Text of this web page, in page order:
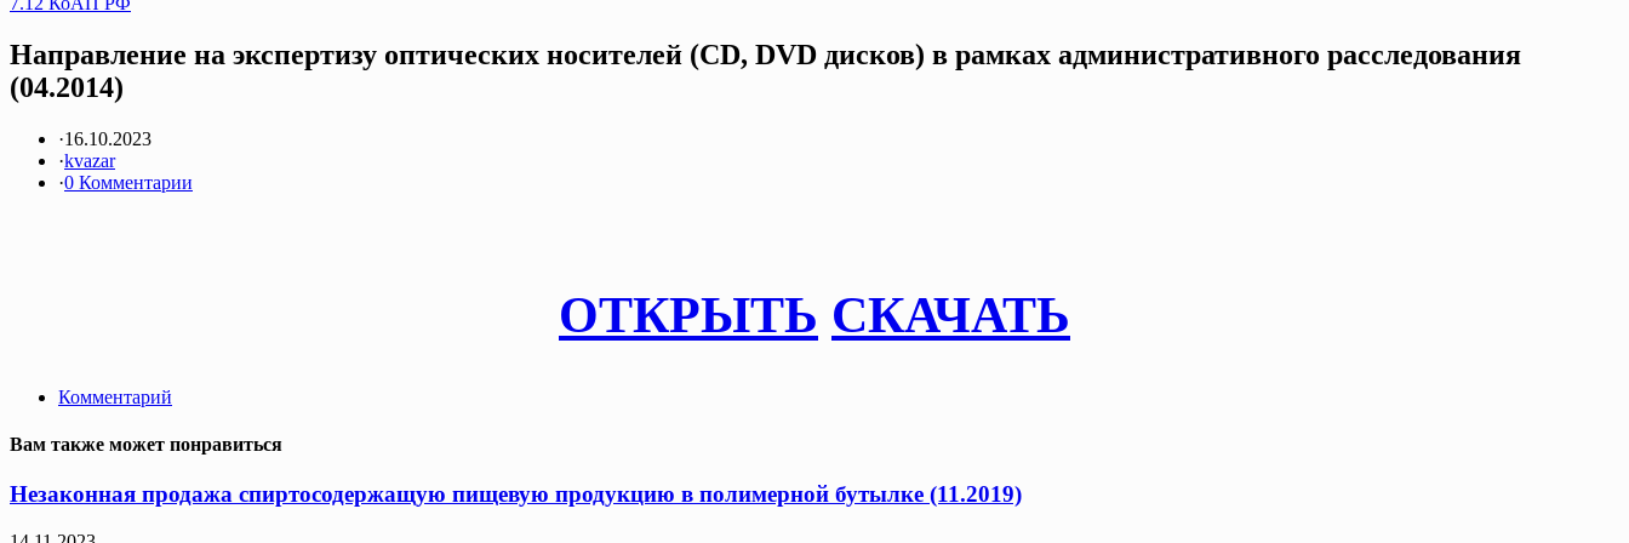
Направление на экспертизу оптических носителей (CD, DVD дисков) в рамках административного расследования
(04.2014)
·16.10.2023
·kvazar
·0 Комментарии
ОТКРЫТЬ СКАЧАТЬ
Комментарий
Вам также может понравиться
Незаконная продажа спиртосодержащую пищевую продукцию в полимерной бутылке (11.2019)